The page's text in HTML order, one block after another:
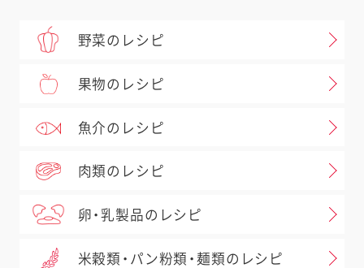
野菜のレシピ
果物のレシピ
魚介のレシピ
肉類のレシピ
卵・乳製品のレシピ
米穀類・パン粉類・麺類のレシピ